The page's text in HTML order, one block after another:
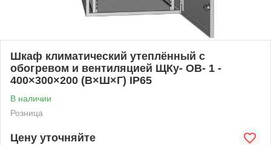
Шкаф климатический утеплённый с
обогревом и вентиляцией ЩКу- ОВ- 1 -
400×300×200 (В×Ш×Г) IP65
В наличии
Розница
Цену уточняйте